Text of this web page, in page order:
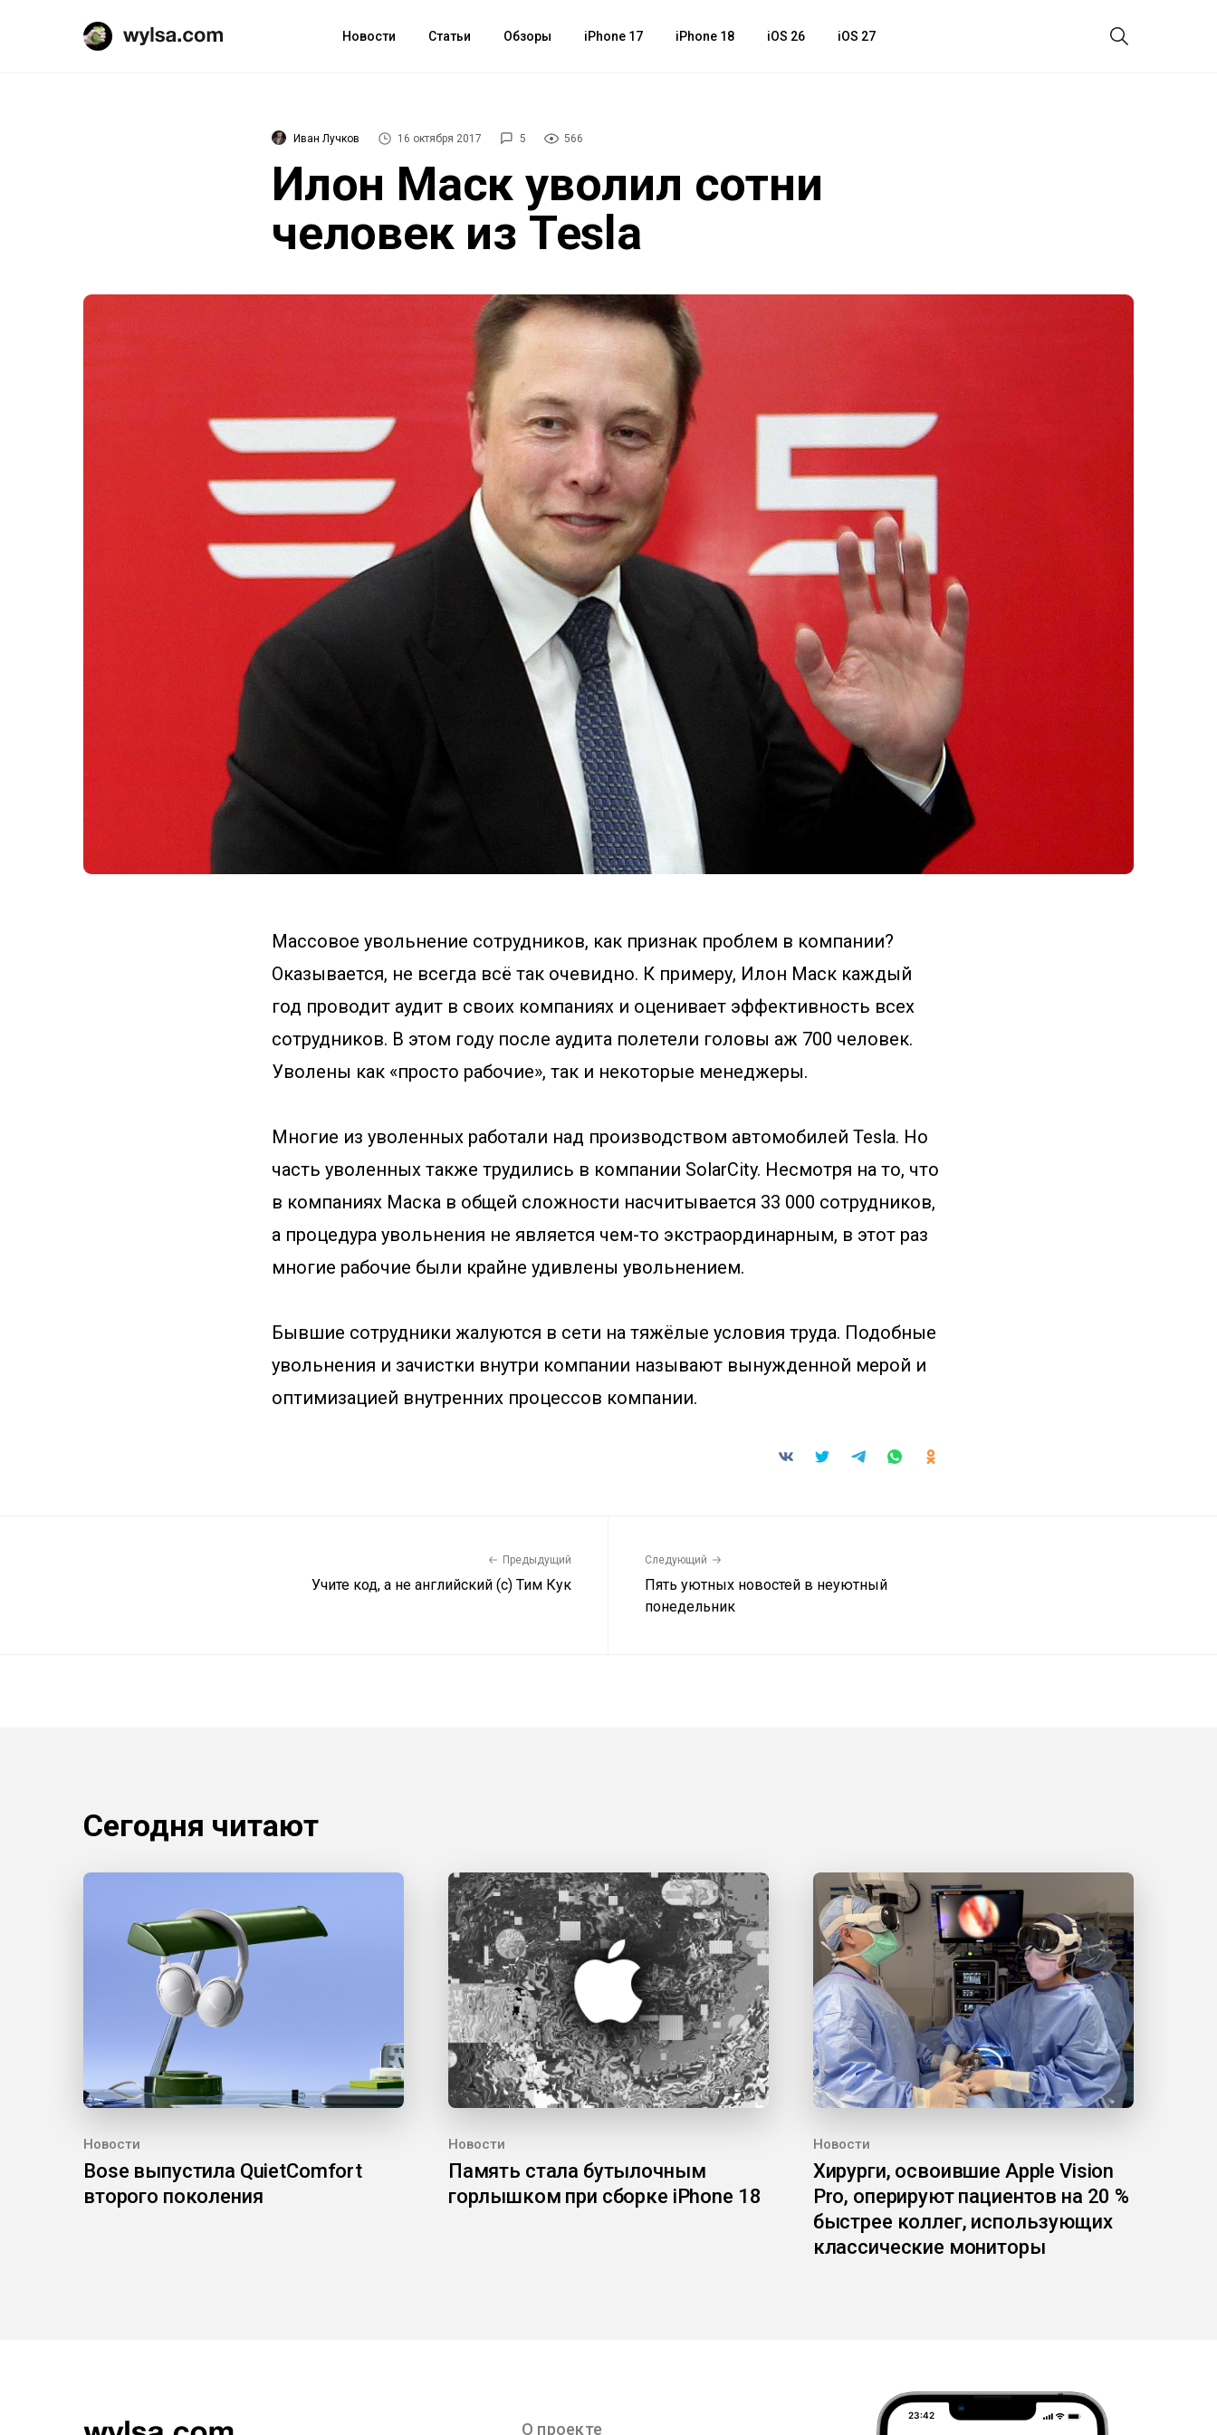
Новости Статьи Обзоры iPhone 17 iPhone 18 iOS 26 iOS 27
Иван Лучков 16 октября 2017 5 566
Илон Маск уволил сотни
человек из Tesla
Массовое увольнение сотрудников, как признак проблем в компании?
Оказывается, не всегда всё так очевидно. К примеру, Илон Маск каждый
год проводит аудит в своих компаниях и оценивает эффективность всех
сотрудников. В этом году после аудита полетели головы аж 700 человек.
Уволены как «просто рабочие», так и некоторые менеджеры.
Многие из уволенных работали над производством автомобилей Tesla. Но
часть уволенных также трудились в компании SolarCity. Несмотря на то, что
в компаниях Маска в общей сложности насчитывается 33 000 сотрудников,
а процедура увольнения не является чем-то экстраординарным, в этот раз
многие рабочие были крайне удивлены увольнением.
Бывшие сотрудники жалуются в сети на тяжёлые условия труда. Подобные
увольнения и зачистки внутри компании называют вынужденной мерой и
оптимизацией внутренних процессов компании.
Предыдущий
Учите код, а не английский (с) Тим Кук
Следующий
Пять уютных новостей в неуютный
понедельник
Сегодня читают
Новости
Bose выпустила QuietComfort
второго поколения
Новости
Память стала бутылочным
горлышком при сборке iPhone 18
Новости
Хирурги, освоившие Apple Vision
Pro, оперируют пациентов на 20 %
быстрее коллег, использующих
классические мониторы
О проекте
23:42